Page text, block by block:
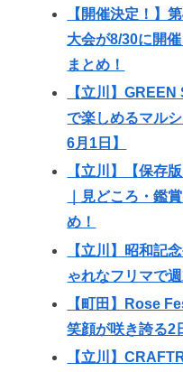
【開催決定！】
大会が8/30に開
まとめ！
【立川】
で楽しめるマル
6月1日】
【立川】【保存
｜見どころ・鑑
め！
【立川】昭和記
ゃれなフリマで
【町田】Rose
笑顔が咲き誇る2
【立川】